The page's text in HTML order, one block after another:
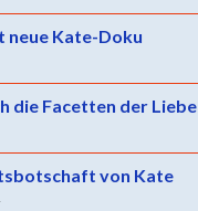
Kate-Doku
die Facetten der Liebe
von Kate